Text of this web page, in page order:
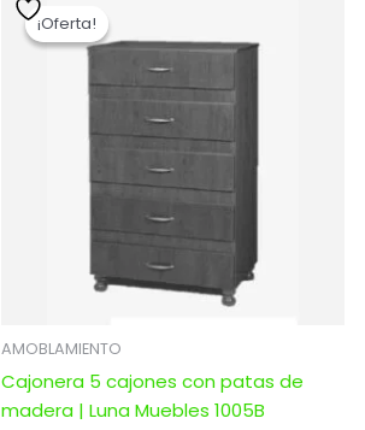
¡Oferta!
¡Oferta!
AMOBLAMIENTO
Cajonera 5 cajones con patas de
madera | Luna Muebles 1005B
original
era:
$ 4.283,00.
es: